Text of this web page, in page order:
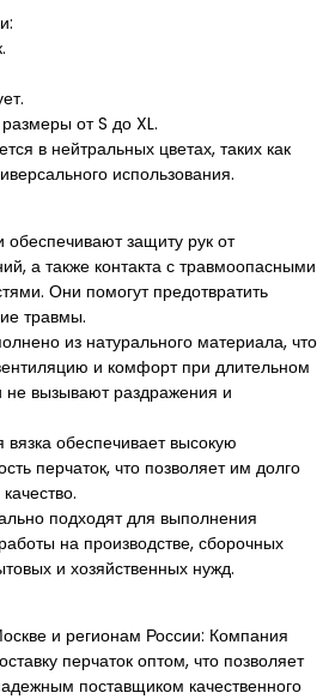
от S до XL.
в нейтральных цветах, таких как
использования.
обеспечивают защиту рук от
а также контакта с травмоопасными
Они помогут предотвратить
травмы.
из натурального материала, что
и комфорт при длительном
не вызывают раздражения и
обеспечивает высокую
перчаток, что позволяет им долго
подходят для выполнения
на производстве, сборочных
и хозяйственных нужд.
и регионам России: Компания
перчаток оптом, что позволяет
поставщиком качественного